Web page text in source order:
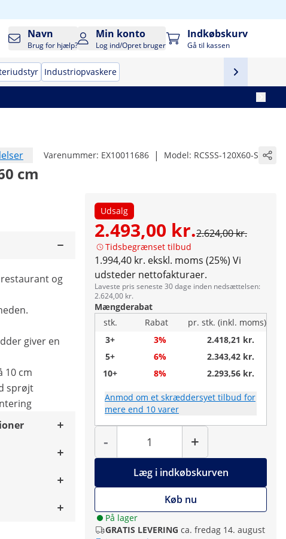
Navn
Brug for hjælp?
Min konto
Log ind/Opret bruger
Indkøbskurv
Gå til kassen
Industriopvaskere
Varenummer: EX10011686 | Model: RCSSS-120X60-S
cm
Udsalg
2.493,00 kr.2.624,00 kr.
Tidsbegrænset tilbud
1.994,40 kr. ekskl. moms (25%) Vi
udsteder nettofakturaer.
Laveste pris seneste 30 dage inden nedsættelsen:
2.624,00 kr.
Mængderabat
stk.
Rabat
pr. stk. (inkl. moms)
3+
3%
2.418,21 kr.
5+
6%
2.343,42 kr.
10+
8% 2.293,56 kr.
Anmod om et skræddersyet tilbud for
mere end 10 varer
-
Antal
+
Læg i indkøbskurven
Køb nu
På lager
GRATIS LEVERING ca. fredag 14. august
og
giver en
10 cm
sprøjt